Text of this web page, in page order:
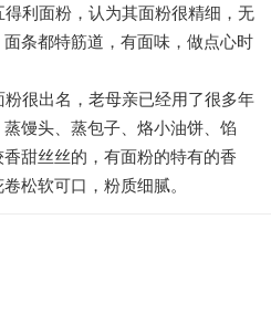
利面粉，认为其面粉很精细，无
条都特筋道，有面味，做点心时
很出名，老母亲已经用了很多年
馒头、蒸包子、烙小油饼、馅
甜丝丝的，有面粉的特有的香
松软可口，粉质细腻。